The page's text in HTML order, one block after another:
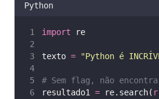
Python
import re
texto = "Python é
# Sem flag, não
resultado1 = re.search( r